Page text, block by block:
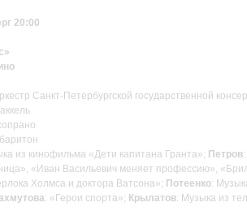
20:00
Санкт-Петербургской государственной
из кинофильма «Дети капитана Гранта»; Петров
«Иван Васильевич меняет профессию»,
Холмса и доктора Ватсона»; Потеенко:
: «Герои спорта»; Крылатов: Музыка из